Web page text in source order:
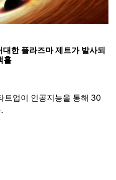
한 플라즈마 제트가 발사되
홀